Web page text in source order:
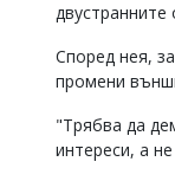
Според нея,
промени
"Трябва да
интереси, а